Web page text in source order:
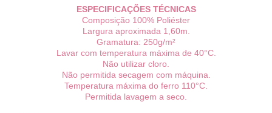
ESPECIFICAÇÕES TÉCNICAS
Composição 100% Poliéster
Largura aproximada 1,60m.
Gramatura: 250g/m²
Lavar com temperatura máxima de 40°C.
Não utilizar cloro.
Não permitida secagem com máquina.
Temperatura máxima do ferro 110°C.
Permitida lavagem a seco.